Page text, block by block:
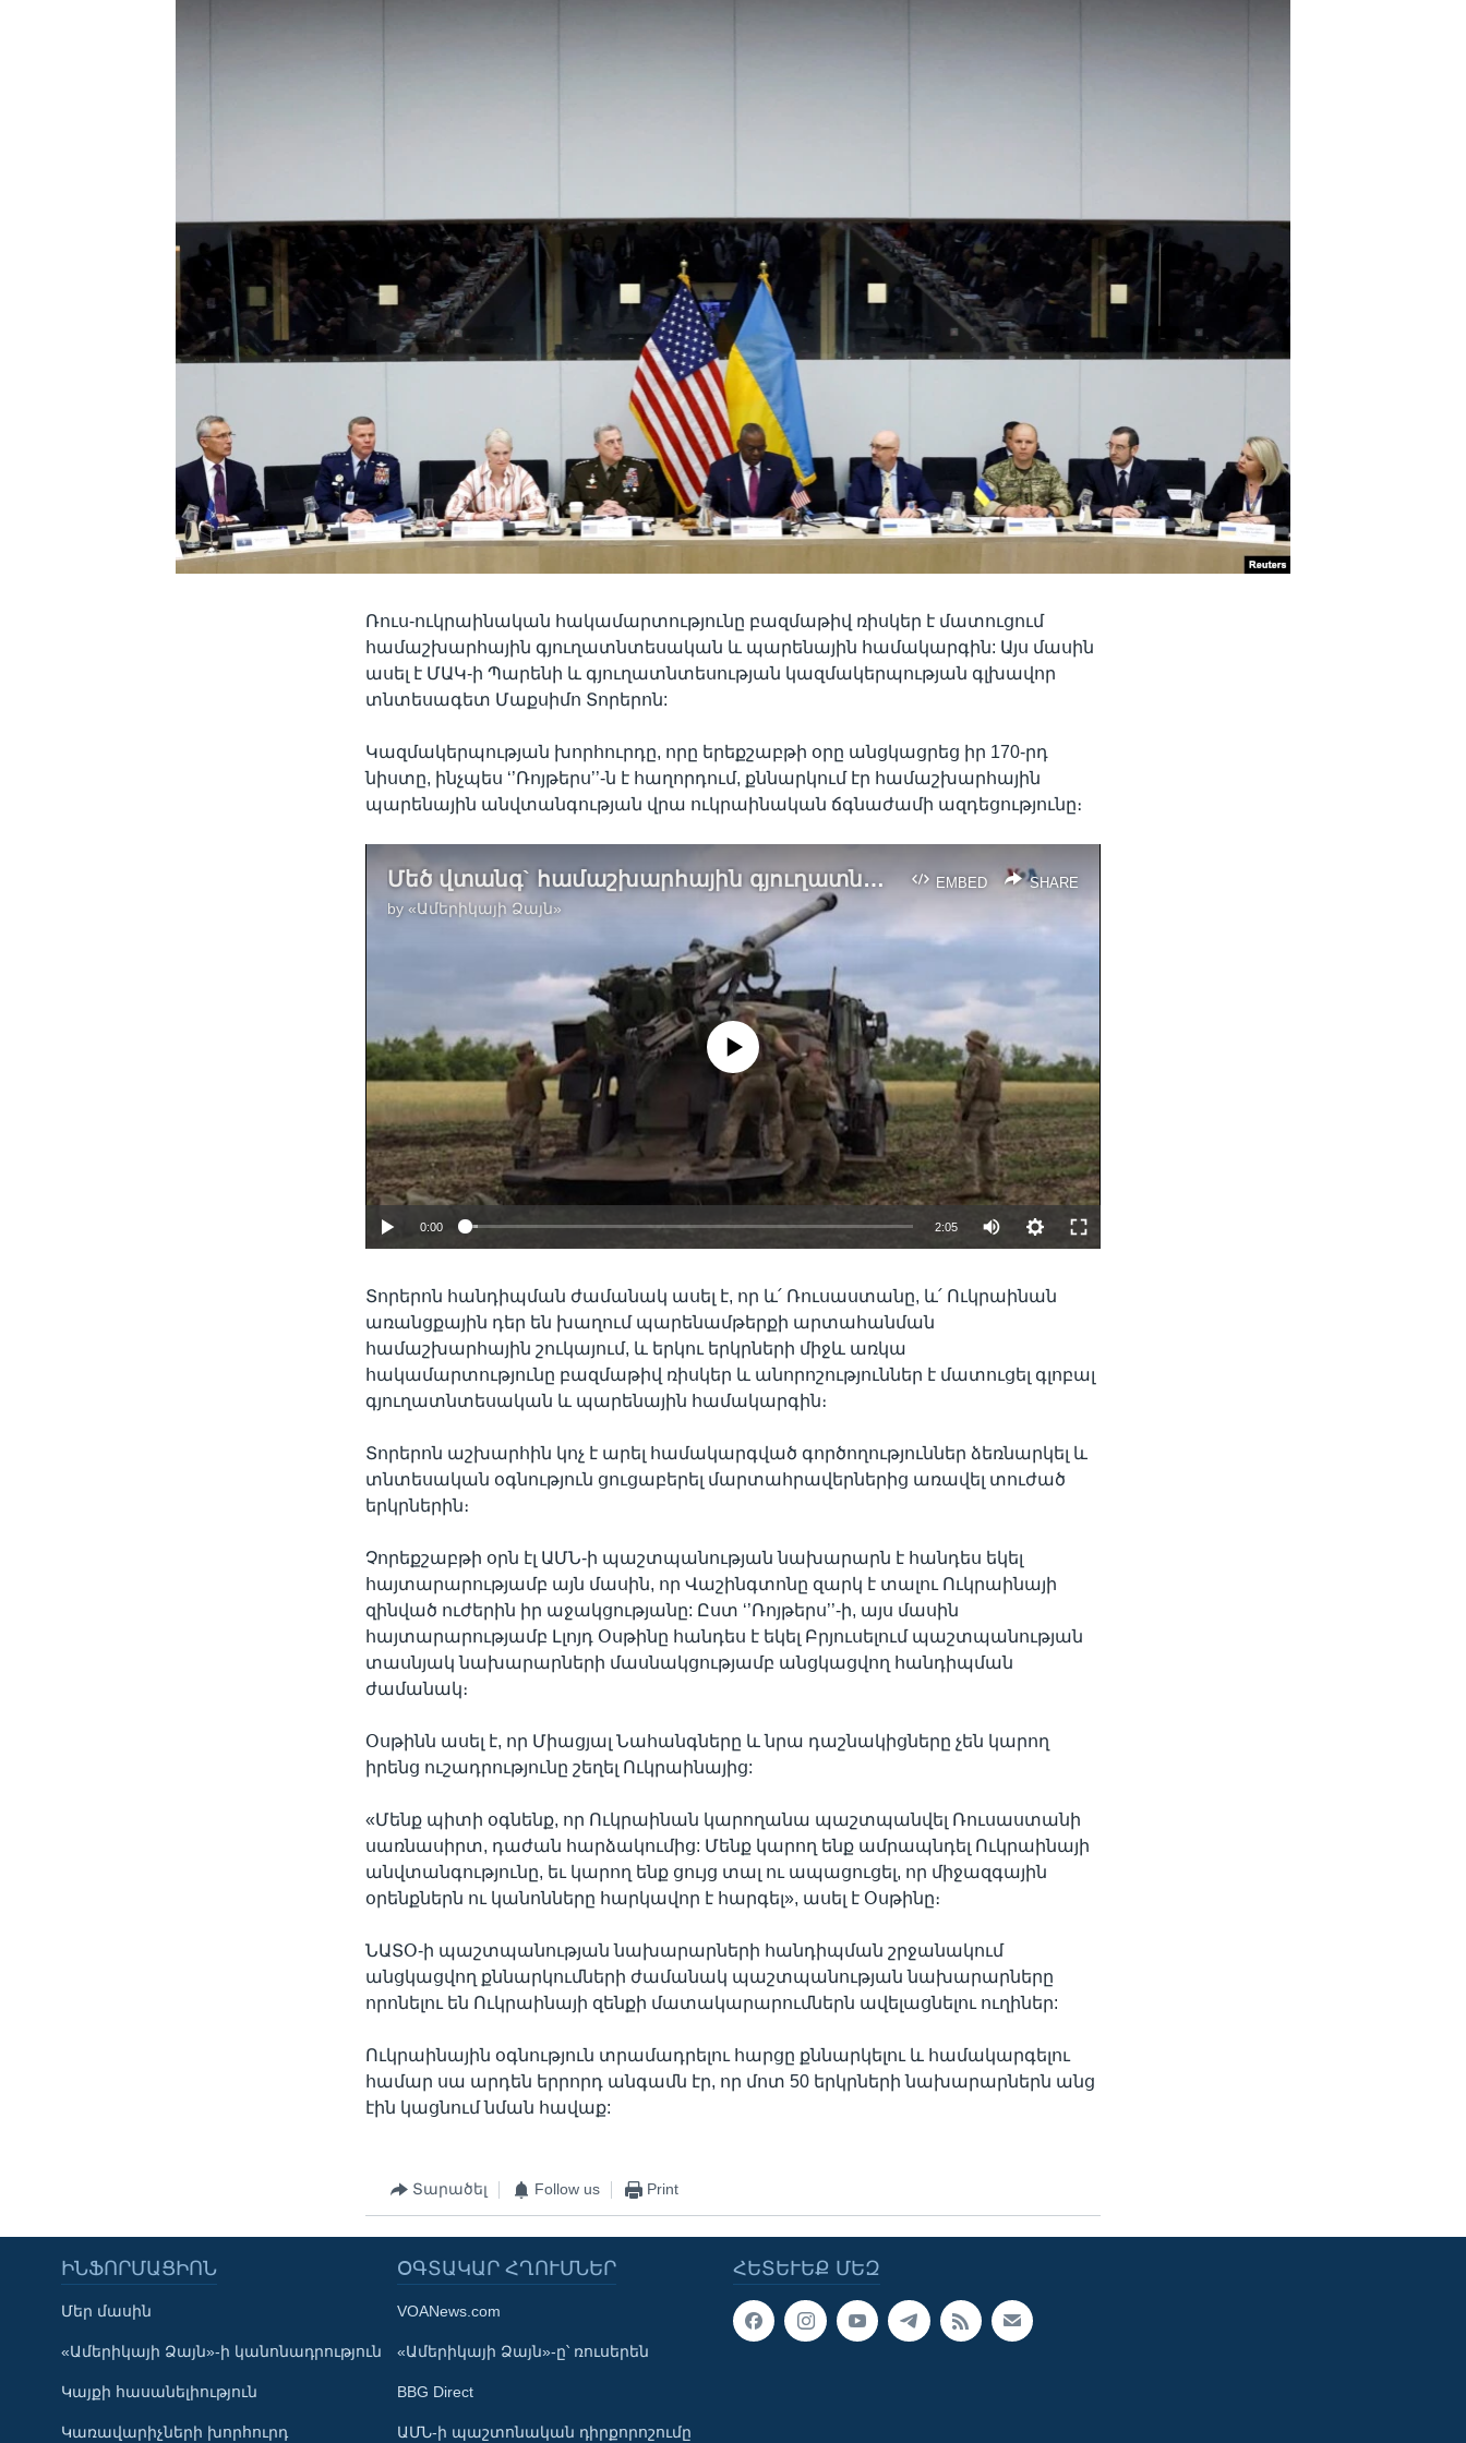
Learning English
ՀԵՏԵՒԵՔ ՄԵԶ
Ռուս-ուկրաինական հակամարտությունը բազմաթիվ ռիսկեր է մատուցում
համաշխարհային գյուղատնտեսական և պարենային համակարգին: Այս մասին
ասել է ՄԱԿ-ի Պարենի և գյուղատնտեսության կազմակերպության գլխավոր
տնտեսագետ Մաքսիմո Տորերոն:
Կազմակերպության խորհուրդը, որը երեքշաբթի օրը անցկացրեց իր 170-րդ
նիստը, ինչպես ‘’Ռոյթերս’’-ն է հաղորդում, քննարկում էր համաշխարհային
պարենային անվտանգության վրա ուկրաինական ճգնաժամի ազդեցությունը։
EMBED SHARE
Մեծ վտանգ` համաշխարհային գյուղատնտեսությանը, նորանոր զենքեր` Ուկրաինային
by«Ամերիկայի Ձայն»
EMBED SHARE
No media source currently available
0:00 2:05
Տորերոն հանդիպման ժամանակ ասել է, որ և՛ Ռուսաստանը, և՛ Ուկրաինան
առանցքային դեր են խաղում պարենամթերքի արտահանման
համաշխարհային շուկայում, և երկու երկրների միջև առկա
հակամարտությունը բազմաթիվ ռիսկեր և անորոշություններ է մատուցել գլոբալ
գյուղատնտեսական և պարենային համակարգին։
Տորերոն աշխարհին կոչ է արել համակարգված գործողություններ ձեռնարկել և
տնտեսական օգնություն ցուցաբերել մարտահրավերներից առավել տուժած
երկրներին։
Չորեքշաբթի օրն էլ ԱՄՆ-ի պաշտպանության նախարարն է հանդես եկել
հայտարարությամբ այն մասին, որ Վաշինգտոնը զարկ է տալու Ուկրաինայի
զինված ուժերին իր աջակցությանը: Ըստ ‘’Ռոյթերս’’-ի, այս մասին
հայտարարությամբ Լլոյդ Օսթինը հանդես է եկել Բրյուսելում պաշտպանության
տասնյակ նախարարների մասնակցությամբ անցկացվող հանդիպման
ժամանակ։
Օսթինն ասել է, որ Միացյալ Նահանգները և նրա դաշնակիցները չեն կարող
իրենց ուշադրությունը շեղել Ուկրաինայից:
«Մենք պիտի օգնենք, որ Ուկրաինան կարողանա պաշտպանվել Ռուսաստանի
սառնասիրտ, դաժան հարձակումից: Մենք կարող ենք ամրապնդել Ուկրաինայի
անվտանգությունը, եւ կարող ենք ցույց տալ ու ապացուցել, որ միջազգային
օրենքներն ու կանոնները հարկավոր է հարգել», ասել է Օսթինը։
ՆԱՏՕ-ի պաշտպանության նախարարների հանդիպման շրջանակում
անցկացվող քննարկումների ժամանակ պաշտպանության նախարարները
որոնելու են Ուկրաինայի զենքի մատակարարումներն ավելացնելու ուղիներ:
Ուկրաինային օգնություն տրամադրելու հարցը քննարկելու և համակարգելու
համար սա արդեն երրորդ անգամն էր, որ մոտ 50 երկրների նախարարներն անց
էին կացնում նման հավաք:
Տարածել Follow us Print
ՀԵՏԵՒԵՔ ՄԵԶ
ԻՆՖՈՐՄԱՑԻՈՆ
Մեր մասին
«Ամերիկայի Ձայն»-ի կանոնադրություն
Կայքի հասանելիություն
Կառավարիչների խորհուրդ
ՕԳՏԱԿԱՐ ՀՂՈՒՄՆԵՐ
VOANews.com
«Ամերիկայի Ձայն»-ը՝ ռուսերեն
BBG Direct
ԱՄՆ-ի պաշտոնական դիրքորոշումը